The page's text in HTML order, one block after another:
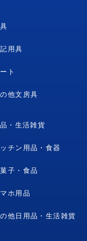
用具
ト
他文房具
・生活雑貨
チン用品・食器
子・食品
ホ用品
他日用品・生活雑貨